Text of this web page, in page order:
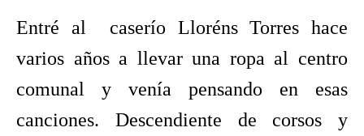
Entré al caserío Lloréns Torres hace
varios años a llevar una ropa al centro
comunal y venía pensando en esas
canciones. Descendiente de corsos y